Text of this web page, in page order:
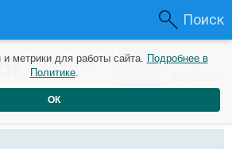
Поиск
3 года назад 0 0
метрики для работы сайта. Подробнее в
Политике.
ОК